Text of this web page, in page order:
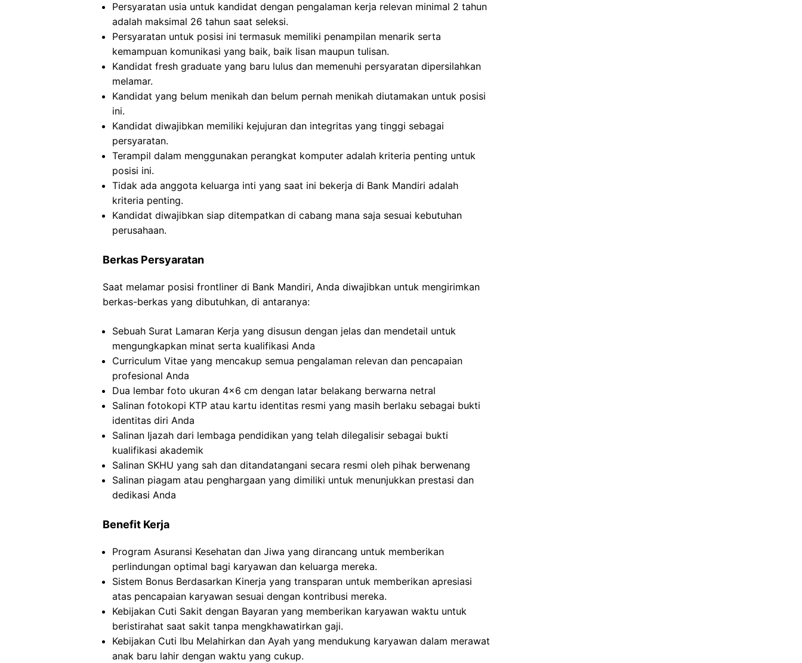
Persyaratan usia untuk kandidat dengan pengalaman kerja relevan minimal 2 tahun
adalah maksimal 26 tahun saat seleksi.
Persyaratan untuk posisi ini termasuk memiliki penampilan menarik serta
kemampuan komunikasi yang baik, baik lisan maupun tulisan.
Kandidat fresh graduate yang baru lulus dan memenuhi persyaratan dipersilahkan
melamar.
Kandidat yang belum menikah dan belum pernah menikah diutamakan untuk posisi
ini.
Kandidat diwajibkan memiliki kejujuran dan integritas yang tinggi sebagai
persyaratan.
Terampil dalam menggunakan perangkat komputer adalah kriteria penting untuk
posisi ini.
Tidak ada anggota keluarga inti yang saat ini bekerja di Bank Mandiri adalah
kriteria penting.
Kandidat diwajibkan siap ditempatkan di cabang mana saja sesuai kebutuhan
perusahaan.
Berkas Persyaratan
Saat melamar posisi frontliner di Bank Mandiri, Anda diwajibkan untuk mengirimkan
berkas-berkas yang dibutuhkan, di antaranya:
Sebuah Surat Lamaran Kerja yang disusun dengan jelas dan mendetail untuk
mengungkapkan minat serta kualifikasi Anda
Curriculum Vitae yang mencakup semua pengalaman relevan dan pencapaian
profesional Anda
Dua lembar foto ukuran 4×6 cm dengan latar belakang berwarna netral
Salinan fotokopi KTP atau kartu identitas resmi yang masih berlaku sebagai bukti
identitas diri Anda
Salinan Ijazah dari lembaga pendidikan yang telah dilegalisir sebagai bukti
kualifikasi akademik
Salinan SKHU yang sah dan ditandatangani secara resmi oleh pihak berwenang
Salinan piagam atau penghargaan yang dimiliki untuk menunjukkan prestasi dan
dedikasi Anda
Benefit Kerja
Program Asuransi Kesehatan dan Jiwa yang dirancang untuk memberikan
perlindungan optimal bagi karyawan dan keluarga mereka.
Sistem Bonus Berdasarkan Kinerja yang transparan untuk memberikan apresiasi
atas pencapaian karyawan sesuai dengan kontribusi mereka.
Kebijakan Cuti Sakit dengan Bayaran yang memberikan karyawan waktu untuk
beristirahat saat sakit tanpa mengkhawatirkan gaji.
Kebijakan Cuti Ibu Melahirkan dan Ayah yang mendukung karyawan dalam merawat
anak baru lahir dengan waktu yang cukup.